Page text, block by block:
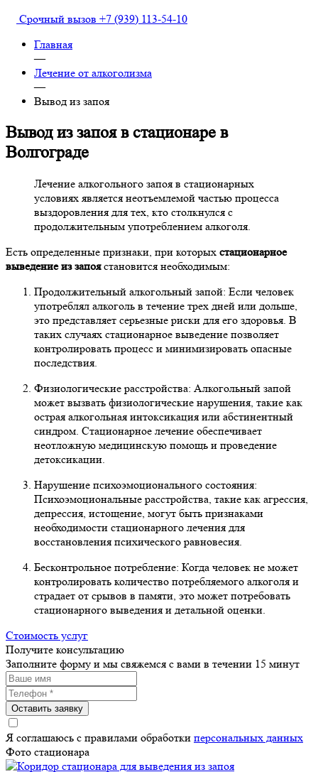
Срочный вызов +7 (939) 113-54-10
Главная
—
Лечение от алкоголизма
—
Вывод из запоя
Вывод из запоя в стационаре в
Волгограде
Лечение алкогольного запоя в стационарных
условиях является неотъемлемой частью процесса
выздоровления для тех, кто столкнулся с
продолжительным употреблением алкоголя.
Есть определенные признаки, при которых стационарное
выведение из запоястановится необходимым:
Продолжительный алкогольный запой: Если человек
употреблял алкоголь в течение трех дней или дольше,
это представляет серьезные риски для его здоровья. В
таких случаях стационарное выведение позволяет
контролировать процесс и минимизировать опасные
последствия.
Физиологические расстройства: Алкогольный запой
может вызвать физиологические нарушения, такие как
острая алкогольная интоксикация или абстинентный
синдром. Стационарное лечение обеспечивает
неотложную медицинскую помощь и проведение
детоксикации.
Нарушение психоэмоционального состояния:
Психоэмоциональные расстройства, такие как агрессия,
депрессия, истощение, могут быть признаками
необходимости стационарного лечения для
восстановления психического равновесия.
Бесконтрольное потребление: Когда человек не может
контролировать количество потребляемого алкоголя и
страдает от срывов в памяти, это может потребовать
стационарного выведения и детальной оценки.
Стоимость услуг
Получите консультацию
Заполните форму и мы свяжемся с вами в течении 15 минут
Оставить заявку
Я соглашаюсь с правилами обработки персональных данных
Фото стационара